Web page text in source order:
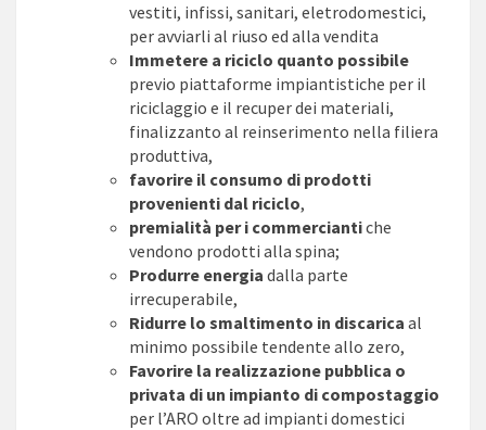
vestiti, infissi, sanitari, eletrodomestici,
per avviarli al riuso ed alla vendita
Immetere a riciclo quanto possibile
previo piattaforme impiantistiche per il
riciclaggio e il recuper dei materiali,
finalizzanto al reinserimento nella filiera
produttiva,
favorire il consumo di prodotti
provenienti dal riciclo,
premialità per i commerciantiche
vendono prodotti alla spina;
Produrre energia dalla parte
irrecuperabile,
Ridurre lo smaltimento in discarica al
minimo possibile tendente allo zero,
Favorire la realizzazione pubblica o
privata di un impianto di compostaggio
per l’ARO oltre ad impianti domestici